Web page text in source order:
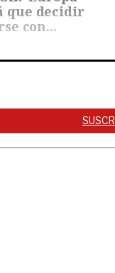
que decidir
con…